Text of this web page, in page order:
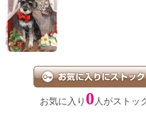
お気に入り 0 人がストッ